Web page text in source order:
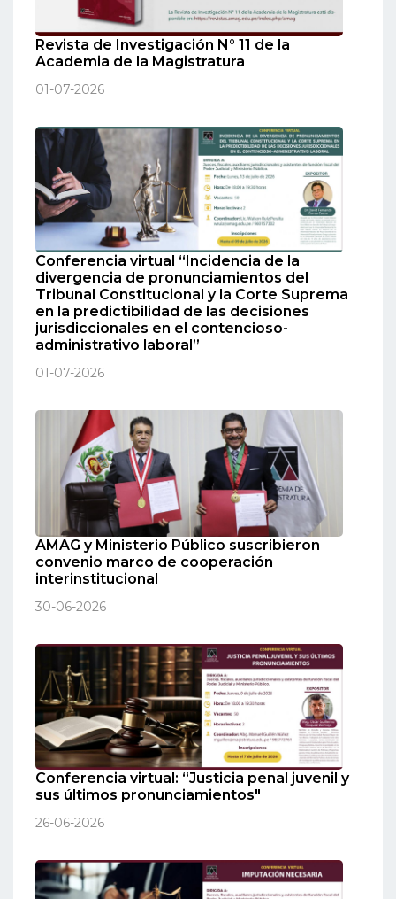
Revista de Investigación N° 11 de la
Academia de la Magistratura
01-07-2026
Conferencia virtual “Incidencia de la
divergencia de pronunciamientos del
Tribunal Constitucional y la Corte Suprema
en la predictibilidad de las decisiones
jurisdiccionales en el contencioso-
administrativo laboral”
01-07-2026
AMAG y Ministerio Público suscribieron
convenio marco de cooperación
interinstitucional
30-06-2026
Conferencia virtual: “Justicia penal juvenil y
sus últimos pronunciamientos"
26-06-2026